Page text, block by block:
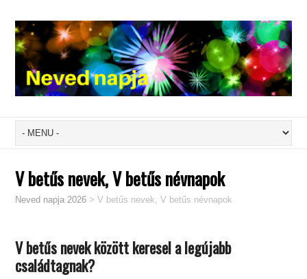
V betűs nevek, V betűs névnapok
Neved napja 2026 >V betűs nevek, V betűs névnapok
V betűs nevek között keresel a legújabb
családtagnak?